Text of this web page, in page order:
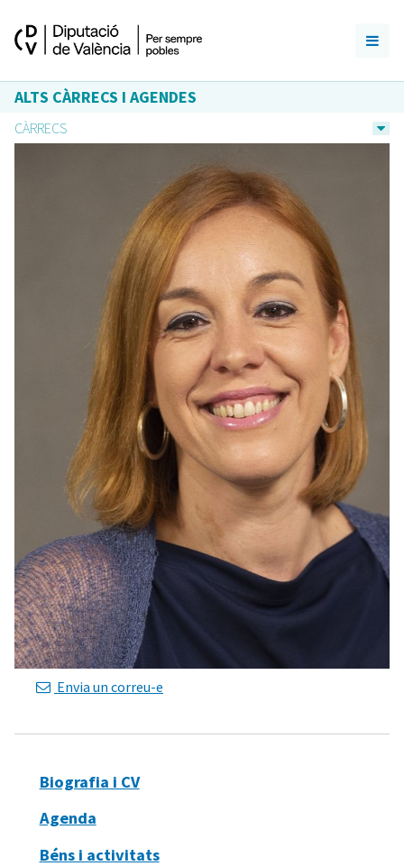
ALTS CÀRRECS I AGENDES
CÀRRECS
Envia un correu-e
Biografia i CV
Agenda
Béns i activitats